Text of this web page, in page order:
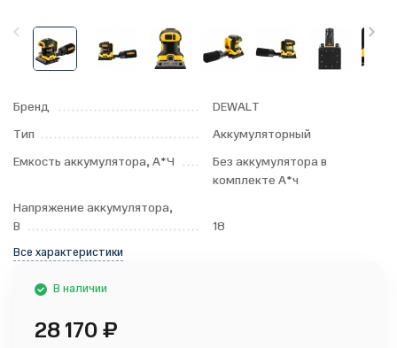
Бренд
DEWALT
Тип
Аккумуляторный
Емкость аккумулятора, А*Ч
Без аккумулятора в
комплекте А*ч
Напряжение аккумулятора,
В
18
Все характеристики
В наличии
28 170₽